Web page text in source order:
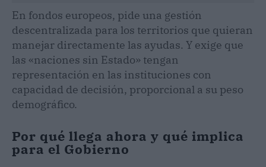
En fondos europeos, pide una gestión
descentralizada para los territorios que quieran
manejar directamente las ayudas. Y exige que
las «naciones sin Estado» tengan
representación en las instituciones con
capacidad de decisión, proporcional a su peso
demográfico.
Por qué llega ahora y qué implica
para el Gobierno